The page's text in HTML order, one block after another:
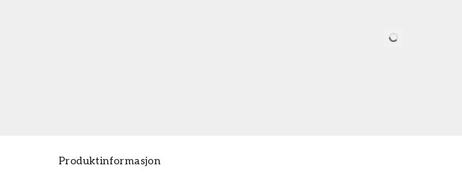
Loading…
Produktinformasjon